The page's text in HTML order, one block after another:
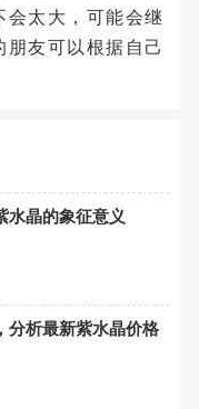
会太大，可能会继
友可以根据自己
水晶的象征意义
分析最新紫水晶价格